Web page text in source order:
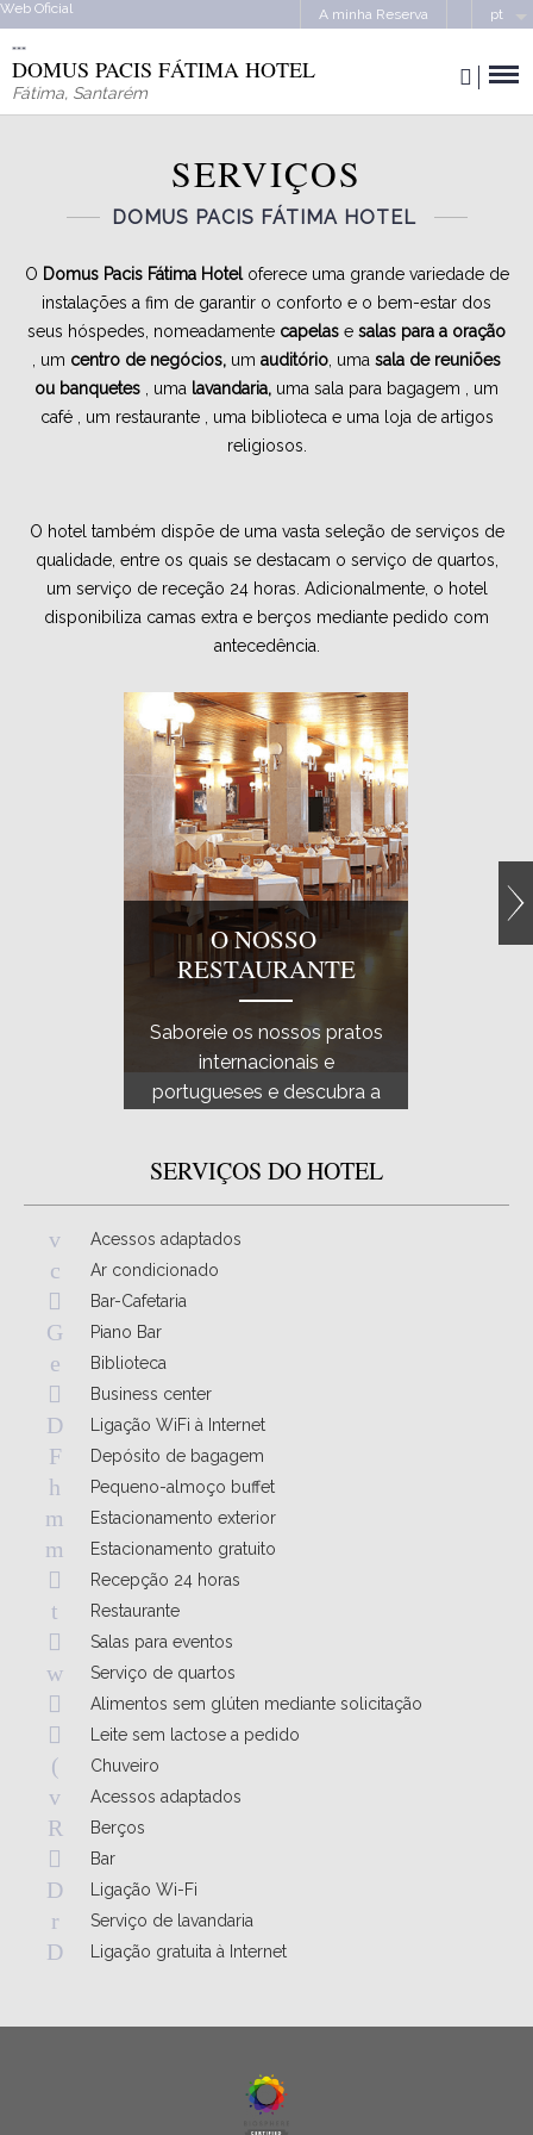
Web Oficial A minha Reserva pt
DOMUS PACIS FÁTIMA HOTEL
Fátima, Santarém
SERVIÇOS
DOMUS PACIS FÁTIMA HOTEL
O Domus Pacis Fátima Hoteloferece uma grande variedade de
instalações a fim de garantir o conforto e o bem-estar dos
seus hóspedes, nomeadamente capelas e salas para a oração
, um centro de negócios, um auditório , uma sala de reuniões
ou banquetes , uma lavandaria, uma sala para bagagem , um
café , um restaurante , uma biblioteca e uma loja de artigos
religiosos.
O hotel também dispõe de uma vasta seleção de serviços de
qualidade, entre os quais se destacam o serviço de quartos,
um serviço de receção 24 horas. Adicionalmente, o hotel
disponibiliza camas extra e berços mediante pedido com
antecedência.
O NOSSO
RESTAURANTE
Saboreie os nossos pratos
internacionais e
portugueses e descubra a
SERVIÇOS DO HOTEL
Acessos adaptados
Ar condicionado
Bar-Cafetaria
Piano Bar
Biblioteca
Business center
Ligação WiFi à Internet
Depósito de bagagem
Pequeno-almoço buffet
Estacionamento exterior
Estacionamento gratuito
Recepção 24 horas
Restaurante
Salas para eventos
Serviço de quartos
Alimentos sem glúten mediante solicitação
Leite sem lactose a pedido
Chuveiro
Acessos adaptados
Berços
Bar
Ligação Wi-Fi
Serviço de lavandaria
Ligação gratuita à Internet